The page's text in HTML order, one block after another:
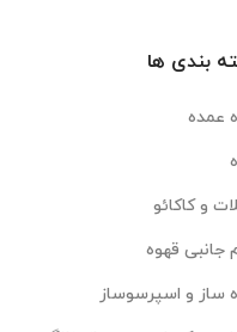
بندی ها
عمده
و کاکائو
جانبی قهوه
ساز و اسپرسوساز